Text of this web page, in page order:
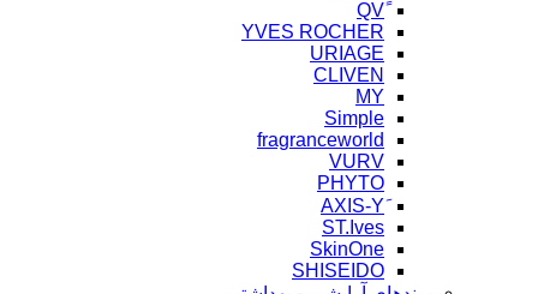
YVES ROCHER
URIAGE
CLIVEN
MY
Simple
fragranceworld
VURV
PHYTO
ST.Ives
SkinOne
SHISEIDO